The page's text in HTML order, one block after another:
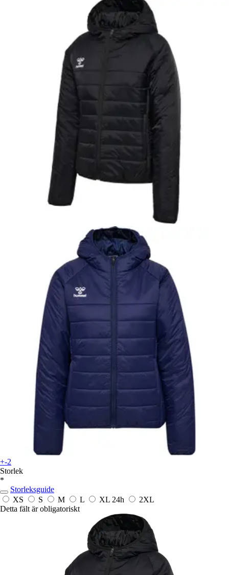
+-2
Storlek
*
Storleksguide
XS
S M L XL 24h
2XL
Detta fält är obligatoriskt